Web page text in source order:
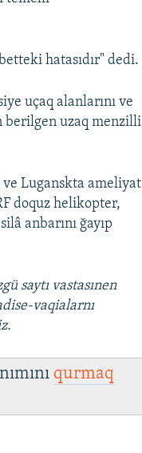
hatasıdır" dedi.
uçaq alanlarını ve
berilgen uzaq menzilli
Luganskta ameliyat
doquz helikopter,
anbarını ğayıp
saytı vastasınen
vaqialarnı
qurmaq